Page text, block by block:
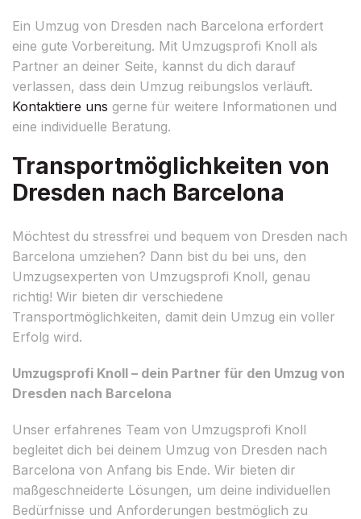
Ein Umzug von Dresden nach Barcelona erfordert
eine gute Vorbereitung. Mit Umzugsprofi Knoll als
Partner an deiner Seite, kannst du dich darauf
verlassen, dass dein Umzug reibungslos verläuft.
Kontaktiere uns gerne für weitere Informationen und
eine individuelle Beratung.
Transportmöglichkeiten von
Dresden nach Barcelona
Möchtest du stressfrei und bequem von Dresden nach
Barcelona umziehen? Dann bist du bei uns, den
Umzugsexperten von Umzugsprofi Knoll, genau
richtig! Wir bieten dir verschiedene
Transportmöglichkeiten, damit dein Umzug ein voller
Erfolg wird.
Umzugsprofi Knoll – dein Partner für den Umzug von
Dresden nach Barcelona
Unser erfahrenes Team von Umzugsprofi Knoll
begleitet dich bei deinem Umzug von Dresden nach
Barcelona von Anfang bis Ende. Wir bieten dir
maßgeschneiderte Lösungen, um deine individuellen
Bedürfnisse und Anforderungen bestmöglich zu